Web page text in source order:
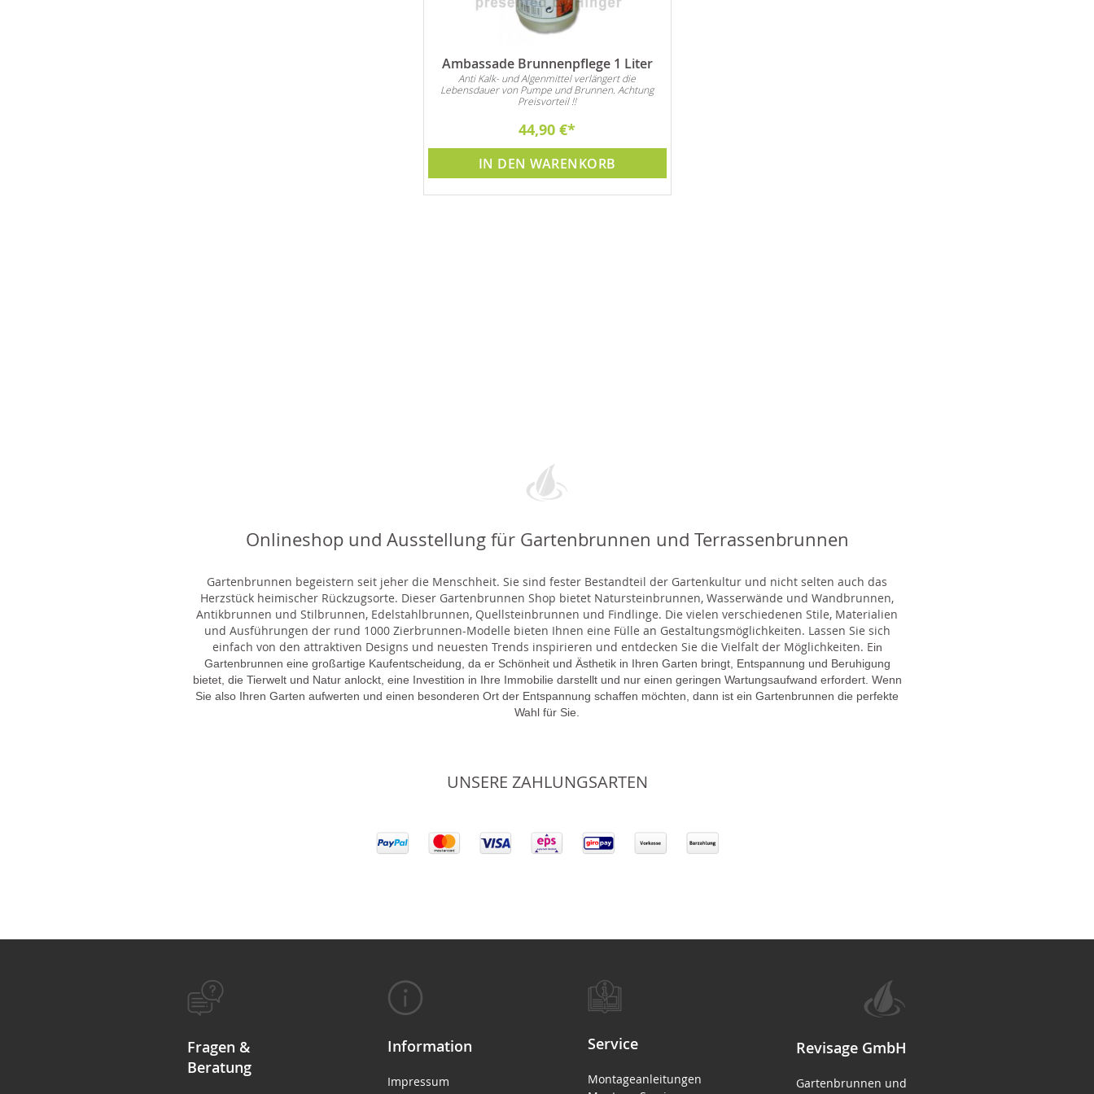
Ambassade Brunnenpflege 1 Liter
Anti Kalk- und Algenmittel verlängert die
Lebensdauer von Pumpe und Brunnen. Achtung
Preisvorteil !!
44,90 €
IN DEN WARENKORB
Onlineshop und Ausstellung für Gartenbrunnen und Terrassenbrunnen
Gartenbrunnen begeistern seit jeher die Menschheit. Sie sind fester Bestandteil der Gartenkultur und nicht selten auch das
Herzstück heimischer Rückzugsorte. Dieser Gartenbrunnen Shop bietet Natursteinbrunnen, Wasserwände und Wandbrunnen,
Antikbrunnen und Stilbrunnen, Edelstahlbrunnen, Quellsteinbrunnen und Findlinge. Die vielen verschiedenen Stile, Materialien
und Ausführungen der rund 1000 Zierbrunnen-Modelle bieten Ihnen eine Fülle an Gestaltungsmöglichkeiten. Lassen Sie sich
einfach von den attraktiven Designs und neuesten Trends inspirieren und entdecken Sie die Vielfalt der Möglichkeiten. Ein
Gartenbrunnen eine großartige Kaufentscheidung, da er Schönheit und Ästhetik in Ihren Garten bringt, Entspannung und Beruhigung
bietet, die Tierwelt und Natur anlockt, eine Investition in Ihre Immobilie darstellt und nur einen geringen Wartungsaufwand erfordert. Wenn
Sie also Ihren Garten aufwerten und einen besonderen Ort der Entspannung schaffen möchten, dann ist ein Gartenbrunnen die perfekte
Wahl für Sie.
UNSERE ZAHLUNGSARTEN
Fragen &
Beratung
Information
Impressum
Service
Montageanleitungen
Revisage GmbH
Gartenbrunnen und